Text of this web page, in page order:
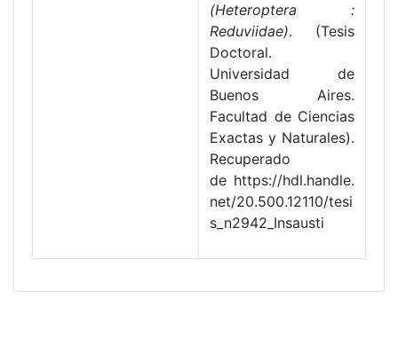
(Heteroptera :
Reduviidae). (Tesis
Doctoral.
Universidad de
Buenos Aires.
Facultad de Ciencias
Exactas y Naturales).
Recuperado
de https://hdl.handle.
net/20.500.12110/tesi
s_n2942_Insausti